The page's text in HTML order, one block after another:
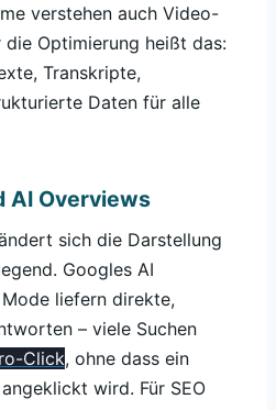
verstehen auch Video-
die Optimierung heißt das:
Transkripte,
Daten für alle
AI Overviews
sich die Darstellung
Googles AI
liefern direkte,
– viele Suchen
Click, ohne dass ein
wird. Für SEO